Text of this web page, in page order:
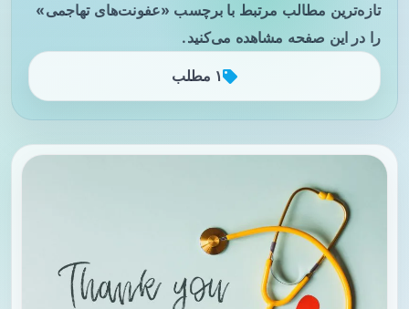
تازه‌ترین مطالب مرتبط با برچسب «عفونت‌های تهاجمی»
را در این صفحه مشاهده می‌کنید.
۱ مطلب